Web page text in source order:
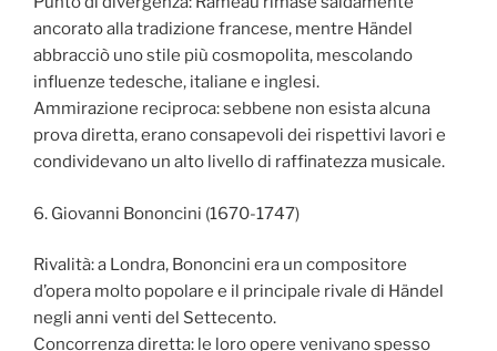
ancorato alla tradizione francese, mentre Händel
abbracciò uno stile più cosmopolita, mescolando
influenze tedesche, italiane e inglesi.
Ammirazione reciproca: sebbene non esista alcuna
prova diretta, erano consapevoli dei rispettivi lavori e
condividevano un alto livello di raffinatezza musicale.
6. Giovanni Bononcini (1670-1747)
Rivalità: a Londra, Bononcini era un compositore
d’opera molto popolare e il principale rivale di Händel
negli anni venti del Settecento.
Concorrenza diretta: le loro opere venivano spesso